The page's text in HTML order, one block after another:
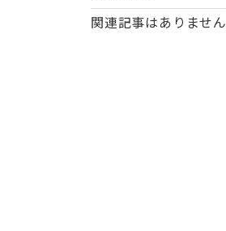
関連記事はありません